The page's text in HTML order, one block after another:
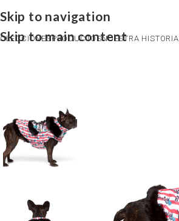
Skip to navigation
Skip to main content
PRODUCTOSNUESTRA HISTORIA